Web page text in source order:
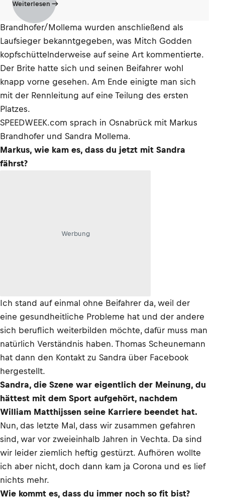
Weiterlesen
Brandhofer/Mollema wurden anschließend als
Laufsieger bekanntgegeben, was Mitch Godden
kopfschüttelnderweise auf seine Art kommentierte.
Der Brite hatte sich und seinen Beifahrer wohl
knapp vorne gesehen. Am Ende einigte man sich
mit der Rennleitung auf eine Teilung des ersten
Platzes.
SPEEDWEEK.com sprach in Osnabrück mit Markus
Brandhofer und Sandra Mollema.
Markus, wie kam es, dass du jetzt mit Sandra
fährst?
Werbung
Ich stand auf einmal ohne Beifahrer da, weil der
eine gesundheitliche Probleme hat und der andere
sich beruflich weiterbilden möchte, dafür muss man
natürlich Verständnis haben. Thomas Scheunemann
hat dann den Kontakt zu Sandra über Facebook
hergestellt.
Sandra, die Szene war eigentlich der Meinung, du
hättest mit dem Sport aufgehört, nachdem
William Matthijssen seine Karriere beendet hat.
Nun, das letzte Mal, dass wir zusammen gefahren
sind, war vor zweieinhalb Jahren in Vechta. Da sind
wir leider ziemlich heftig gestürzt. Aufhören wollte
ich aber nicht, doch dann kam ja Corona und es lief
nichts mehr.
Wie kommt es, dass du immer noch so fit bist?